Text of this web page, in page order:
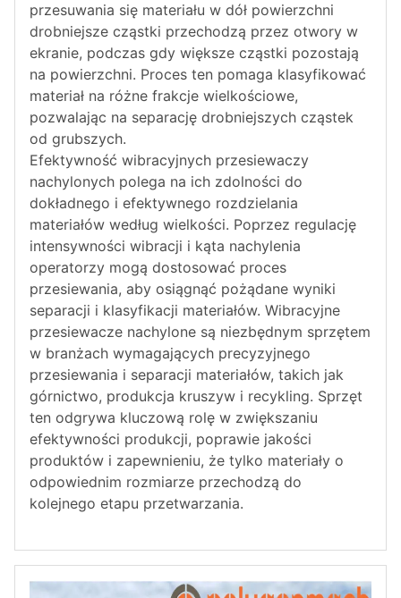
przesuwania się materiału w dół powierzchni
drobniejsze cząstki przechodzą przez otwory w
ekranie, podczas gdy większe cząstki pozostają
na powierzchni. Proces ten pomaga klasyfikować
materiał na różne frakcje wielkościowe,
pozwalając na separację drobniejszych cząstek
od grubszych.
Efektywność wibracyjnych przesiewaczy
nachylonych polega na ich zdolności do
dokładnego i efektywnego rozdzielania
materiałów według wielkości. Poprzez regulację
intensywności wibracji i kąta nachylenia
operatorzy mogą dostosować proces
przesiewania, aby osiągnąć pożądane wyniki
separacji i klasyfikacji materiałów. Wibracyjne
przesiewacze nachylone są niezbędnym sprzętem
w branżach wymagających precyzyjnego
przesiewania i separacji materiałów, takich jak
górnictwo, produkcja kruszyw i recykling. Sprzęt
ten odgrywa kluczową rolę w zwiększaniu
efektywności produkcji, poprawie jakości
produktów i zapewnieniu, że tylko materiały o
odpowiednim rozmiarze przechodzą do
kolejnego etapu przetwarzania.